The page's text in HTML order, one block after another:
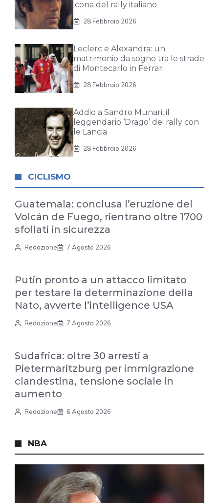
icona del rally italiano
28 Febbraio 2026
Leclerc e Alexandra: un
matrimonio da sogno tra le strade
di Montecarlo in Ferrari
28 Febbraio 2026
Addio a Sandro Munari, il
leggendario ‘Drago’ dei rally con
le Lancia
28 Febbraio 2026
CICLISMO
Guatemala: conclusa l’eruzione del
Volcán de Fuego, rientrano oltre 1700
sfollati in sicurezza
Redazione 7 Agosto 2026
Putin pronto a un attacco limitato
per testare la determinazione della
Nato, avverte l’intelligence USA
Redazione 7 Agosto 2026
Sudafrica: oltre 30 arresti a
Pietermaritzburg per immigrazione
clandestina, tensione sociale in
aumento
Redazione 6 Agosto 2026
NBA